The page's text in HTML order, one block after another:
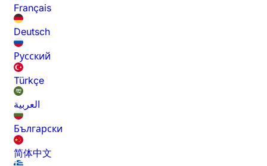
Français
Deutsch
Русский
Türkçe
العربية
Български
简体中文